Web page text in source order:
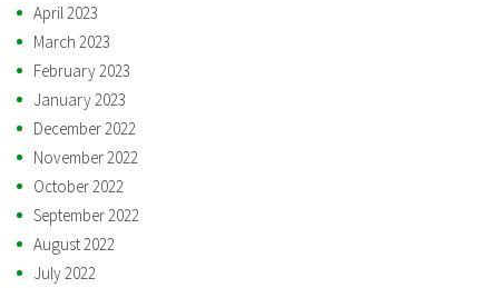
April 2023
March 2023
February 2023
January 2023
December 2022
November 2022
October 2022
September 2022
August 2022
July 2022